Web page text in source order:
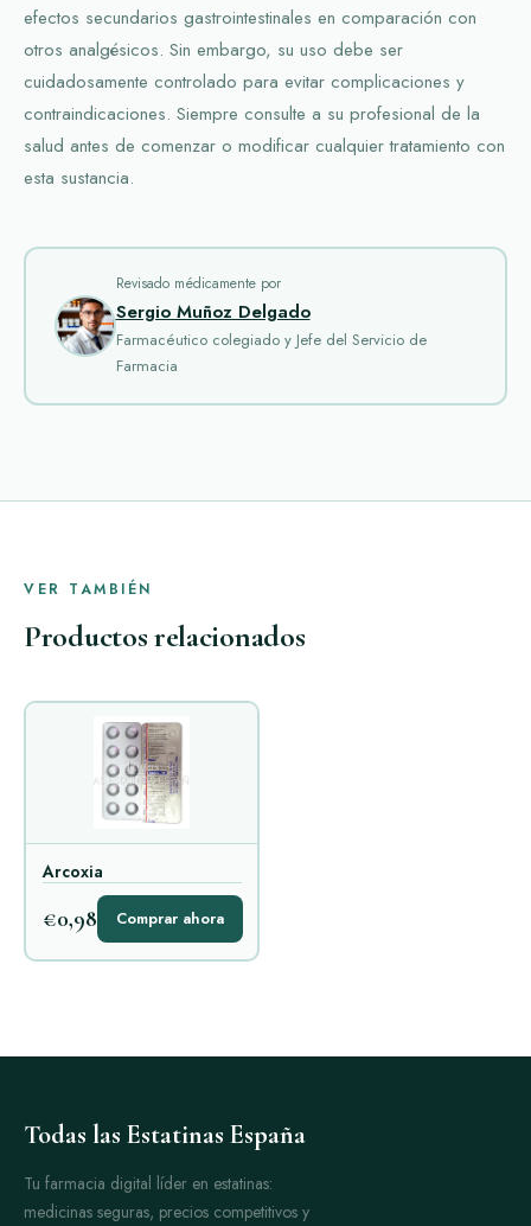
efectos secundarios gastrointestinales en comparación con
otros analgésicos. Sin embargo, su uso debe ser
cuidadosamente controlado para evitar complicaciones y
contraindicaciones. Siempre consulte a su profesional de la
salud antes de comenzar o modificar cualquier tratamiento con
esta sustancia.
Revisado médicamente por
Sergio Muñoz Delgado
Farmacéutico colegiado y Jefe del Servicio de
Farmacia
VER TAMBIÉN
Productos relacionados
Arcoxia
€0,98 Comprar ahora
Todas las Estatinas España
Tu farmacia digital líder en estatinas:
medicinas seguras, precios competitivos y